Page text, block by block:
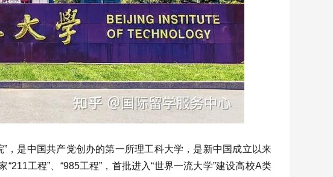
，是中国共产党创办的第一所理工科大学，是新中国成立以来
工程”、“985工程”，首批进入“世界一流大学”建设高校A类